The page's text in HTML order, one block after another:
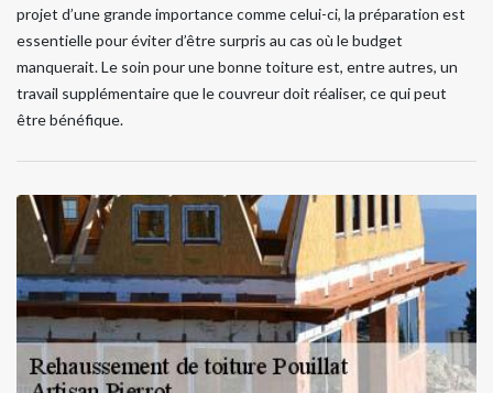
projet d’une grande importance comme celui-ci, la préparation est
essentielle pour éviter d’être surpris au cas où le budget
manquerait. Le soin pour une bonne toiture est, entre autres, un
travail supplémentaire que le couvreur doit réaliser, ce qui peut
être bénéfique.